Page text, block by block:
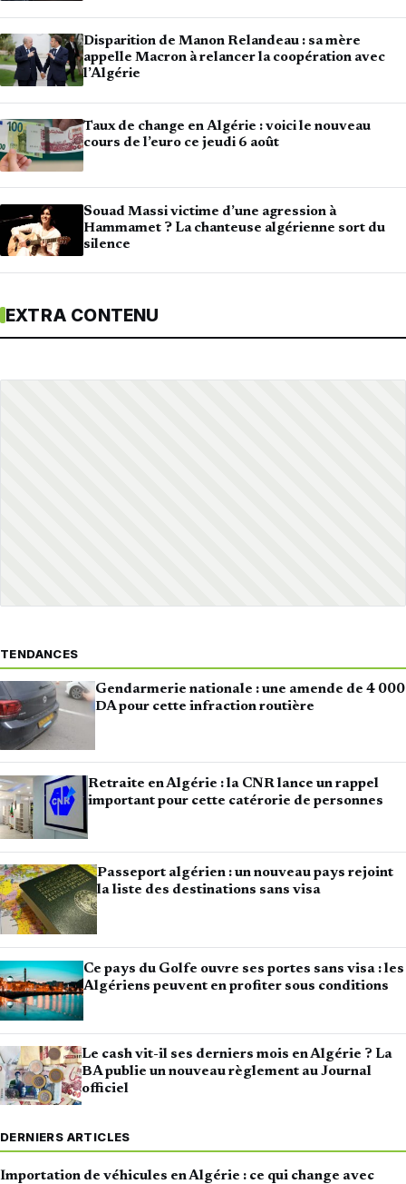
Disparition de Manon Relandeau : sa mère
appelle Macron à relancer la coopération avec
l’Algérie
Taux de change en Algérie : voici le nouveau
cours de l’euro ce jeudi 6 août
Souad Massi victime d’une agression à
Hammamet ? La chanteuse algérienne sort du
silence
EXTRA CONTENU
TENDANCES
Gendarmerie nationale : une amende de 4 000
DA pour cette infraction routière
Retraite en Algérie : la CNR lance un rappel
important pour cette catérorie de personnes
Passeport algérien : un nouveau pays rejoint
la liste des destinations sans visa
Ce pays du Golfe ouvre ses portes sans visa : les
Algériens peuvent en profiter sous conditions
Le cash vit-il ses derniers mois en Algérie ? La
BA publie un nouveau règlement au Journal
officiel
DERNIERS ARTICLES
Importation de véhicules en Algérie : ce qui change avec